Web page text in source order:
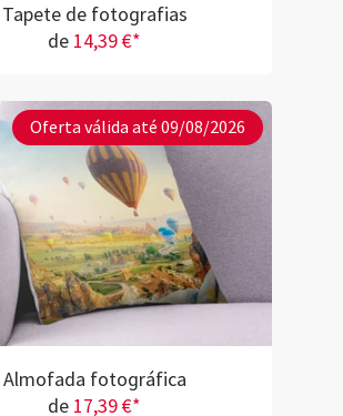
Tapete de fotografias
de 14,39 €*
Oferta válida até 09/08/2026
Almofada fotográfica
de 17,39 €*